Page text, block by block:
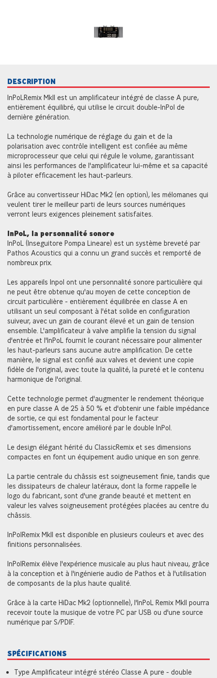
DESCRIPTION
InPoLRemix MkII est un amplificateur intégré de classe A pure,
entièrement équilibré, qui utilise le circuit double-InPol de
dernière génération.
La technologie numérique de réglage du gain et de la
polarisation avec contrôle intelligent est confiée au même
microprocesseur que celui qui régule le volume, garantissant
ainsi les performances de l'amplificateur lui-même et sa capacité
à piloter efficacement les haut-parleurs.
Grâce au convertisseur HiDac Mk2 (en option), les mélomanes qui
veulent tirer le meilleur parti de leurs sources numériques
verront leurs exigences pleinement satisfaites.
InPoL, la personnalité sonore
InPoL (Inseguitore Pompa Lineare) est un système breveté par
Pathos Acoustics qui a connu un grand succès et remporté de
nombreux prix.
Les appareils Inpol ont une personnalité sonore particulière qui
ne peut être obtenue qu'au moyen de cette conception de
circuit particulière - entièrement équilibrée en classe A en
utilisant un seul composant à l'état solide en configuration
suiveur, avec un gain de courant élevé et un gain de tension
ensemble. L'amplificateur à valve amplifie la tension du signal
d'entrée et l'InPoL fournit le courant nécessaire pour alimenter
les haut-parleurs sans aucune autre amplification. De cette
manière, le signal est confié aux valves et devient une copie
fidèle de l'original, avec toute la qualité, la pureté et le contenu
harmonique de l'original.
Cette technologie permet d'augmenter le rendement théorique
en pure classe A de 25 à 50 % et d'obtenir une faible impédance
de sortie, ce qui est fondamental pour le facteur
d'amortissement, encore amélioré par le double InPol.
Le design élégant hérité du ClassicRemix et ses dimensions
compactes en font un équipement audio unique en son genre.
La partie centrale du châssis est soigneusement finie, tandis que
les dissipateurs de chaleur latéraux, dont la forme rappelle le
logo du fabricant, sont d'une grande beauté et mettent en
valeur les valves soigneusement protégées placées au centre du
châssis.
InPolRemix MkII est disponible en plusieurs couleurs et avec des
finitions personnalisées.
InPolRemix élève l'expérience musicale au plus haut niveau, grâce
à la conception et à l'ingénierie audio de Pathos et à l'utilisation
de composants de la plus haute qualité.
Grâce à la carte HiDac Mk2 (optionnelle), l'InPoL Remix MkII pourra
recevoir toute la musique de votre PC par USB ou d'une source
numérique par S/PDIF.
SPÉCIFICATIONS
Type Amplificateur intégré stéréo Classe A pure - double